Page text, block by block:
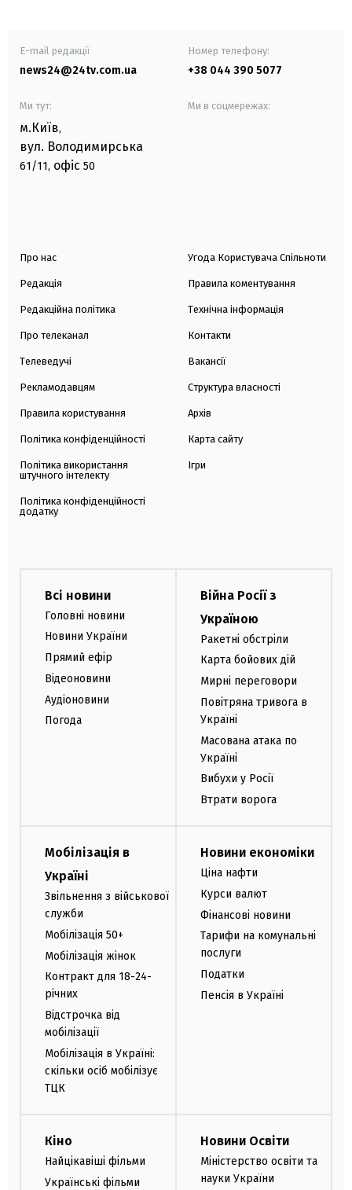
E-mail редакції
news24@24tv.com.ua
Номер телефону:
+38 044 390 5077
Ми тут:
м.Київ,
вул. Володимирська
61/11, офіс 50
Ми в соцмережах:
Про нас
Редакція
Редакційна політика
Про телеканал
Телеведучі
Рекламодавцям
Правила користування
Політика конфіденційності
Політика використання
штучного інтелекту
Політика конфіденційності
додатку
Угода Користувача Спільноти
Правила коментування
Технічна інформація
Контакти
Вакансії
Структура власності
Архів
Карта сайту
Ігри
Всі новини
Головні новини
Новини України
Прямий ефір
Відеоновини
Аудіоновини
Погода
Війна Росії з
Україною
Ракетні обстріли
Карта бойових дій
Мирні переговори
Повітряна тривога в
Україні
Масована атака по
Україні
Вибухи у Росії
Втрати ворога
Мобілізація в
Україні
Звільнення з військової
служби
Мобілізація 50+
Мобілізація жінок
Контракт для 18-24-
річних
Відстрочка від
мобілізації
Мобілізація в Україні:
скільки осіб мобілізує
ТЦК
Новини економіки
Ціна нафти
Курси валют
Фінансові новини
Тарифи на комунальні
послуги
Податки
Пенсія в Україні
Кіно
Найцікавіші фільми
Українські фільми
Новини Освіти
Міністерство освіти та
науки України